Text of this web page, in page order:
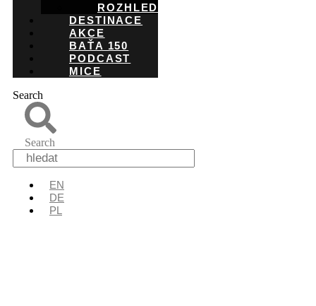
ROZHLEDNY
DESTINACE
AKCE
BAŤA 150
PODCAST
MICE
Search
Search
EN
DE
PL